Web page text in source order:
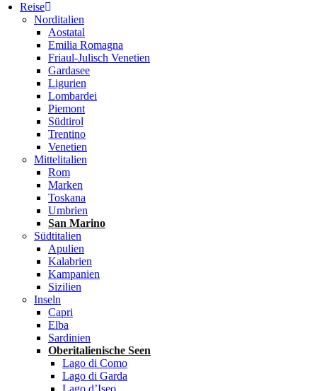
Reise
Norditalien
Aostatal
Emilia Romagna
Friaul-Julisch Venetien
Gardasee
Ligurien
Lombardei
Piemont
Südtirol
Trentino
Venetien
Mittelitalien
Rom
Marken
Toskana
Umbrien
San Marino
Südtitalien
Apulien
Kalabrien
Kampanien
Sizilien
Inseln
Capri
Elba
Sardinien
Oberitalienische Seen
Lago di Como
Lago di Garda